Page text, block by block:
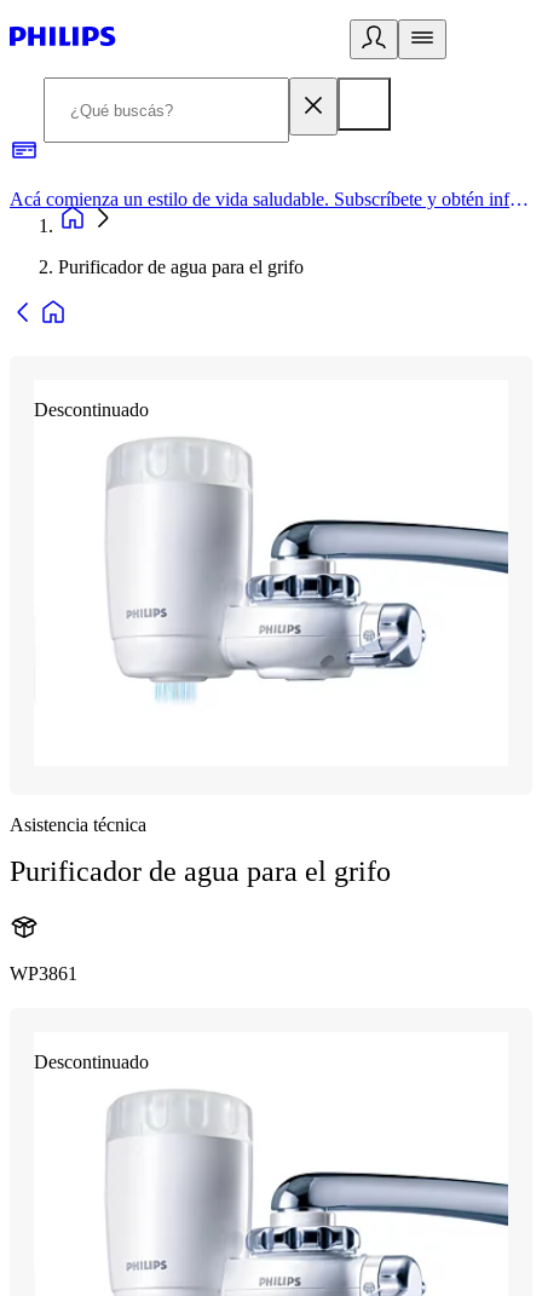
Acá comienza un estilo de vida saludable. Subscríbete y obtén información de primera mano
Purificador de agua para el grifo
Descontinuado
Asistencia técnica
Purificador de agua para el grifo
WP3861
Descontinuado